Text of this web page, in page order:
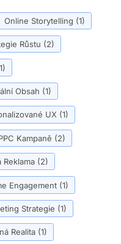
Online Storytelling (1)
Růstu (2)
Obsah (1)
UX (1)
Kampaně (2)
Reklama (2)
Engagement (1)
Strategie (1)
Realita (1)